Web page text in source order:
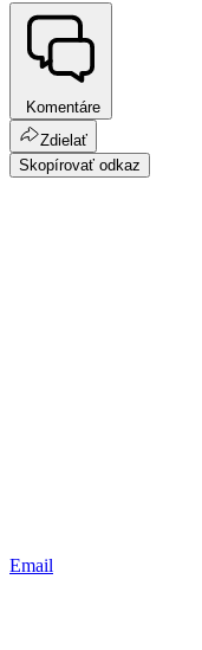
Komentáre
Zdielať
Skopírovať odkaz
Email